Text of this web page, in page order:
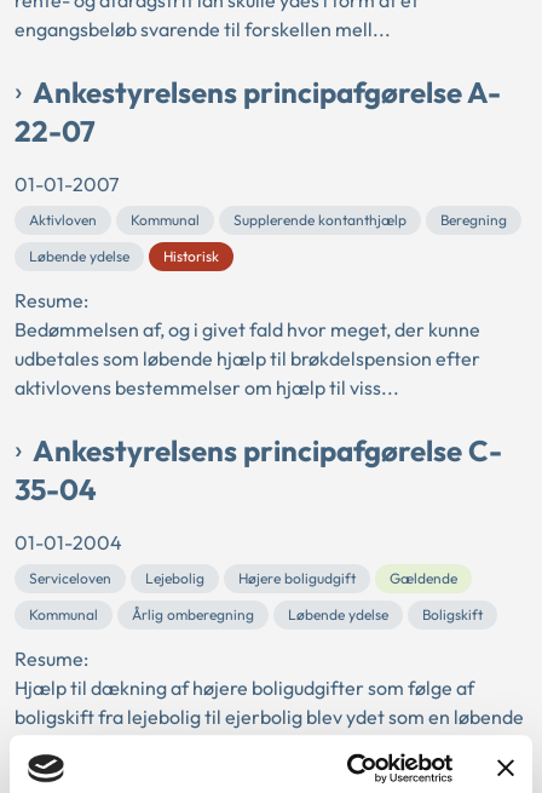
engangsbeløb svarende til forskellen mell...
Ankestyrelsens principafgørelse A-
22-07
01-01-2007
Aktivloven Kommunal Supplerende kontanthjælp
Beregning
Løbende ydelse
Historisk
Resume:
Bedømmelsen af, og i givet fald hvor meget, der kunne
udbetales som løbende hjælp til brøkdelspension efter
aktivlovens bestemmelser om hjælp til viss...
Ankestyrelsens principafgørelse C-
35-04
01-01-2004
Serviceloven Lejebolig Højere boligudgift
Gældende
Kommunal
Årlig omberegning Løbende ydelse Boligskift
Resume:
Hjælp til dækning af højere boligudgifter som følge af
boligskift fra lejebolig til ejerbolig blev ydet som en løbende